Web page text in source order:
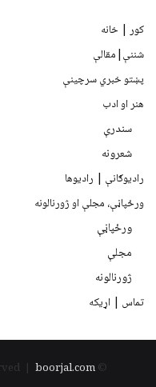
کور | خانه
شننې|مقالې
پښتو خبري سرچينې
هنر او ادب
سندرې
شعرونه
رادیوګانې | رادیوها
ورځپاڼې، مجلې او ژورنالونه
ورځپاڼې
مجلې
ژورنالونه
تماس | اړیکه
© Copyright 2026, All Rights Reserved |
boorjal.com